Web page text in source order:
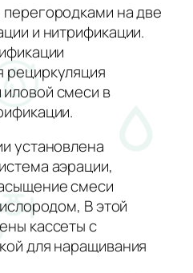
на две
и нитрификации.
рециркуляция
смеси в
установлена
аэрации,
смеси
В этой
кассеты с
для наращивания